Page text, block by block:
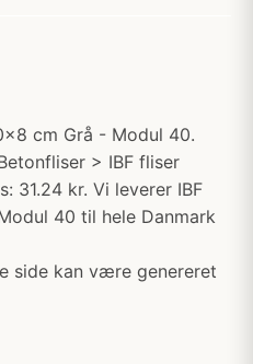
cm Grå - Modul 40.
> IBF fliser
31.24 kr. Vi leverer IBF
40 til hele Danmark
side kan være genereret